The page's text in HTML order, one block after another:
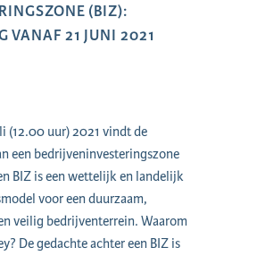
(BIZ):
VANAF 21 JUNI 2021
(12.00 uur) 2021 vindt de
een bedrijveninvesteringszone
BIZ is een wettelijk en landelijk
voor een duurzaam,
veilig bedrijventerrein. Waarom
De gedachte achter een BIZ is